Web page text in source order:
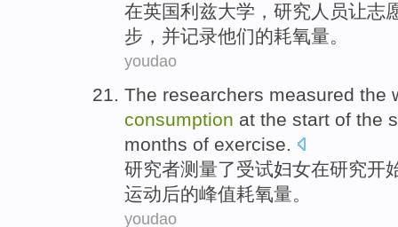
在英国利兹大学 ， 研究人员让志
步 ， 并记录他们的耗氧量。
youdao
The researchers measured the
consumption at the start of the
months of exercise.
研究者测量了受试妇女在研究开
运动后的峰值耗氧量。
youdao